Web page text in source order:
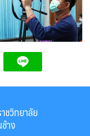
ชวิทยาลัย
าง